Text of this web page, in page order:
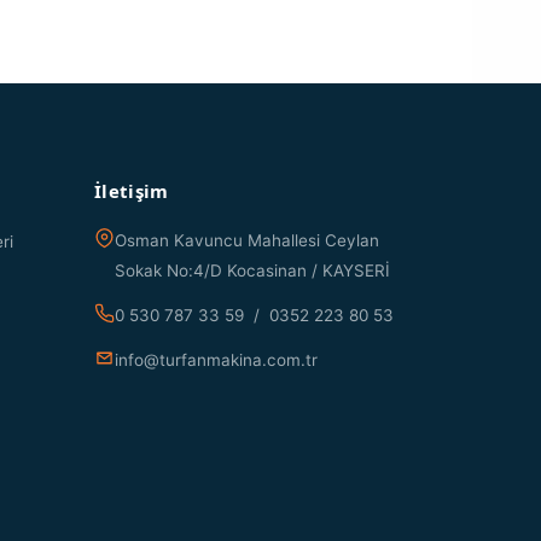
İletişim
Osman Kavuncu Mahallesi Ceylan
Sokak No:4/D Kocasinan / KAYSERİ
0 530 787 33 59 / 0352 223 80 53
info@turfanmakina.com.tr